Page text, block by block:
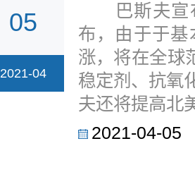
05
2021-04
巴斯夫宣
布，由于于
涨，将在全球
稳定剂、抗
夫还将提高北
2021-04-05